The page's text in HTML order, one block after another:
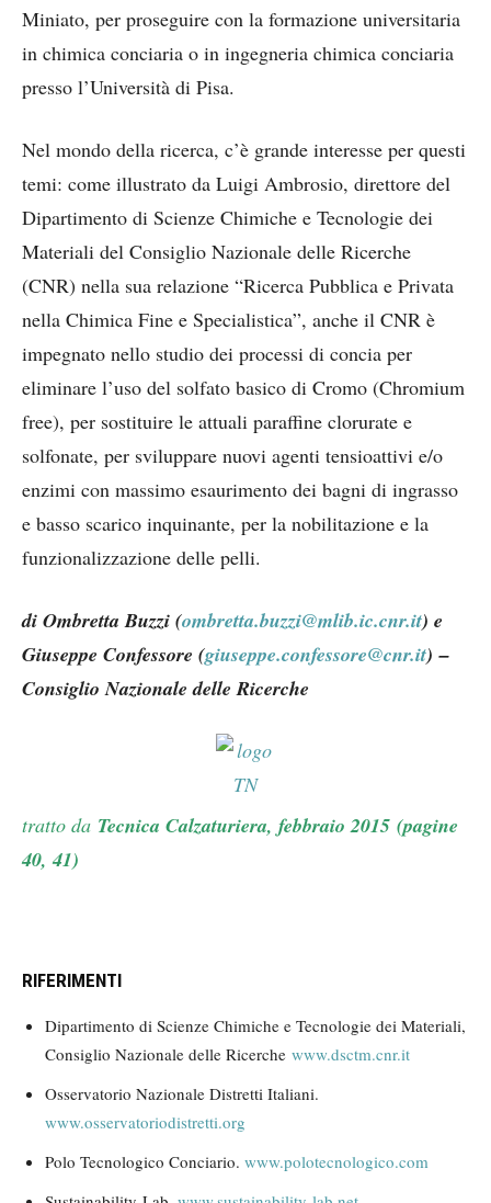
Miniato, per proseguire con la formazione universitaria
in chimica conciaria o in ingegneria chimica conciaria
presso l’Università di Pisa.
Nel mondo della ricerca, c’è grande interesse per questi
temi: come illustrato da Luigi Ambrosio, direttore del
Dipartimento di Scienze Chimiche e Tecnologie dei
Materiali del Consiglio Nazionale delle Ricerche
(CNR) nella sua relazione “Ricerca Pubblica e Privata
nella Chimica Fine e Specialistica”, anche il CNR è
impegnato nello studio dei processi di concia per
eliminare l’uso del solfato basico di Cromo (Chromium
free), per sostituire le attuali paraffine clorurate e
solfonate, per sviluppare nuovi agenti tensioattivi e/o
enzimi con massimo esaurimento dei bagni di ingrasso
e basso scarico inquinante, per la nobilitazione e la
funzionalizzazione delle pelli.
di Ombretta Buzzi (ombretta.buzzi@mlib.ic.cnr.it) e
Giuseppe Confessore (giuseppe.confessore@cnr.it) –
Consiglio Nazionale delle Ricerche
tratto da Tecnica Calzaturiera, febbraio 2015 (pagine
40, 41)
RIFERIMENTI
Dipartimento di Scienze Chimiche e Tecnologie dei Materiali,
Consiglio Nazionale delle Ricerche www.dsctm.cnr.it
Osservatorio Nazionale Distretti Italiani.
www.osservatoriodistretti.org
Polo Tecnologico Conciario. www.polotecnologico.com